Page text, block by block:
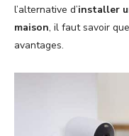
l’alternative d’installer
maison, il faut savoir
avantages.